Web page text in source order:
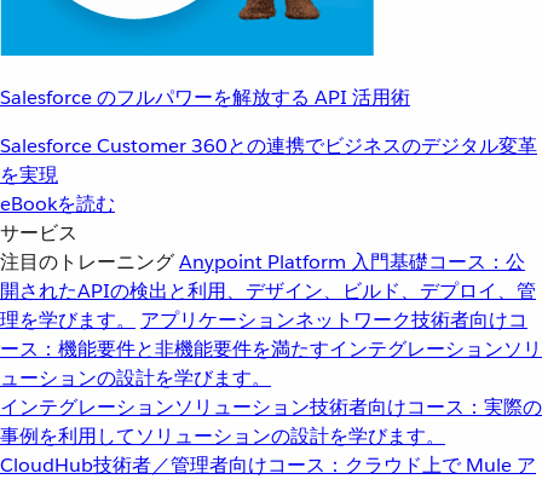
Salesforce のフルパワーを解放する API 活用術
Salesforce Customer 360との連携でビジネスのデジタル変革
を実現
eBookを読む
サービス
注目のトレーニングAnypoint Platform 入門基礎コース：公
開されたAPIの検出と利用、デザイン、ビルド、デプロイ、管
理を学びます。
アプリケーションネットワーク技術者向けコ
ース：機能要件と非機能要件を満たすインテグレーションソリ
ューションの設計を学びます。
インテグレーションソリューション技術者向けコース：実際の
事例を利用してソリューションの設計を学びます。
CloudHub技術者／管理者向けコース：クラウド上で Mule ア